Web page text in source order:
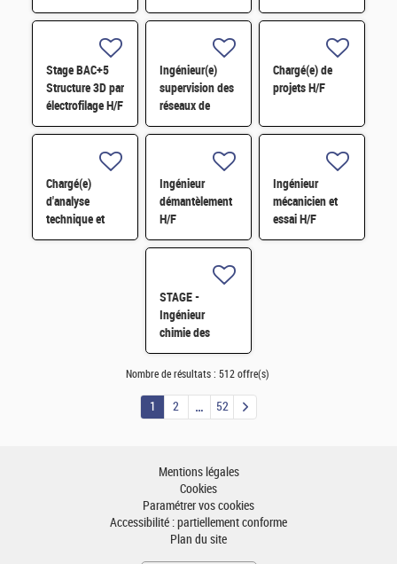
photonique
Stage BAC+5
Structure 3D par
électrofilage H/F
Ingénieur(e)
supervision des
réseaux de
surveillance H/F
Chargé(e) de
projets H/F
Chargé(e)
d'analyse
technique et
financière des
Ingénieur
démantèlement
H/F
Ingénieur
mécanicien et
essai H/F
STAGE -
Ingénieur
chimie des
matériaux -
Rhéologie H/F
Nombre de résultats : 512 offre(s)
1 2 52
Mentions légales
Cookies
Paramétrer vos cookies
Accessibilité : partiellement conforme
Plan du site